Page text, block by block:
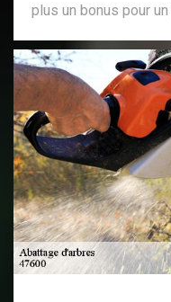
plus un bonus pour